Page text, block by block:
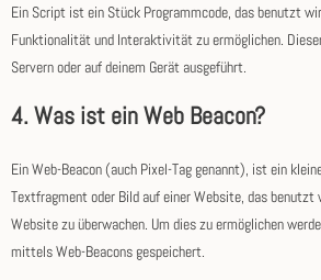
Ein Script ist ein Stück Programmcode, das benutzt
Funktionalität und Interaktivität zu ermöglichen.
Servern oder auf deinem Gerät ausgeführt.
4. Was ist ein Web Beacon?
Ein Web-Beacon (auch Pixel-Tag genannt), ist ein
Textfragment oder Bild auf einer Website, das benutzt
Website zu überwachen. Um dies zu ermöglichen
mittels Web-Beacons gespeichert.